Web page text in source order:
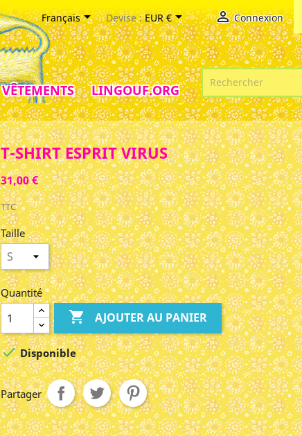
Français Devise : EUR €  Connexion
VÊTEMENTS LINGOUF.ORG
T-SHIRT ESPRIT VIRUS
31,00 €
TTC
Taille
Quantité
 AJOUTER AU PANIER
Disponible
Partager